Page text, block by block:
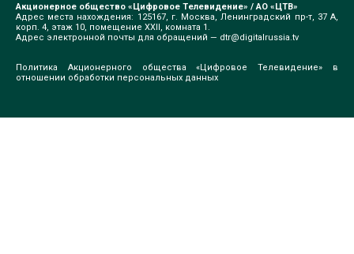
Акционерное общество «Цифровое Телевидение» / АО «ЦТВ»
Адрес места нахождения: 125167, г. Москва, Ленинградский пр-т, 37 А,
корп. 4, этаж 10, помещение XXII, комната 1.
Адрес электронной почты для обращений — dtr@digitalrussia.tv
Политика Акционерного общества «Цифровое Телевидение» в
отношении обработки персональных данных